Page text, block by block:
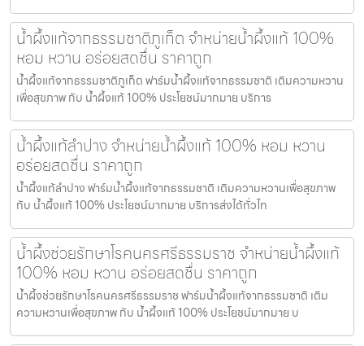
น้ำผึ้งแท้จากธรรมชาติภูเก็ต จำหน่ายน้ำผึ้งแท้ 100%
หอม หวาน อร่อยสดชื่น ราคาถูก
น้ำผึ้งแท้จากธรรมชาติภูเก็ต ฟาร์มน้ำผึ้งแท้จากธรรมชาติ เติมความหวาน
เพื่อสุขภาพ กับ น้ำผึ้งแท้ 100% ประโยชน์มากมาย บริการ
น้ำผึ้งแท้ลำปาง จำหน่ายน้ำผึ้งแท้ 100% หอม หวาน
อร่อยสดชื่น ราคาถูก
น้ำผึ้งแท้ลำปาง ฟาร์มน้ำผึ้งแท้จากธรรมชาติ เติมความหวานเพื่อสุขภาพ
กับ น้ำผึ้งแท้ 100% ประโยชน์มากมาย บริการส่งได้ทั่วไท
น้ำผึ้งช่วยรักษาโรคนครศรีธรรมราช จำหน่ายน้ำผึ้งแท้
100% หอม หวาน อร่อยสดชื่น ราคาถูก
น้ำผึ้งช่วยรักษาโรคนครศรีธรรมราช ฟาร์มน้ำผึ้งแท้จากธรรมชาติ เติม
ความหวานเพื่อสุขภาพ กับ น้ำผึ้งแท้ 100% ประโยชน์มากมาย บ